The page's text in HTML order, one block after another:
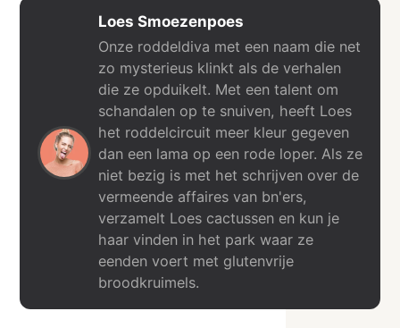
Loes Smoezenpoes
Onze roddeldiva met een naam die net
zo mysterieus klinkt als de verhalen
die ze opduikelt. Met een talent om
schandalen op te snuiven, heeft Loes
het roddelcircuit meer kleur gegeven
dan een lama op een rode loper. Als ze
niet bezig is met het schrijven over de
vermeende affaires van bn'ers,
verzamelt Loes cactussen en kun je
haar vinden in het park waar ze
eenden voert met glutenvrije
broodkruimels.